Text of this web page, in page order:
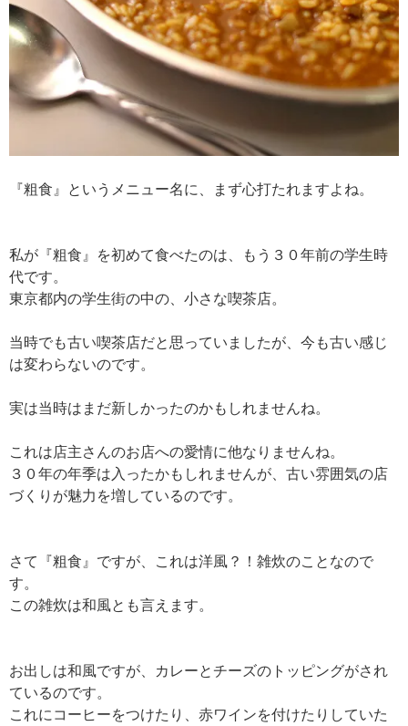
『粗食』というメニュー名に、まず心打たれますよね。
私が『粗食』を初めて食べたのは、もう３０年前の学生時
代です。
東京都内の学生街の中の、小さな喫茶店。
当時でも古い喫茶店だと思っていましたが、今も古い感じ
は変わらないのです。
実は当時はまだ新しかったのかもしれませんね。
これは店主さんのお店への愛情に他なりませんね。
３０年の年季は入ったかもしれませんが、古い雰囲気の店
づくりが魅力を増しているのです。
さて『粗食』ですが、これは洋風？！雑炊のことなので
す。
この雑炊は和風とも言えます。
お出しは和風ですが、カレーとチーズのトッピングがされ
ているのです。
これにコーヒーをつけたり、赤ワインを付けたりしていた